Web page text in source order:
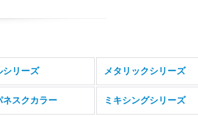
シリーズ メタリックシリーズ
ネスクカラー ミキシングシリーズ